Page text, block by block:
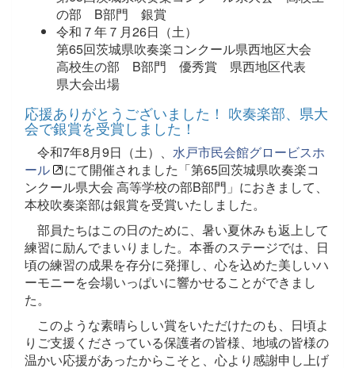
の部 B部門 銀賞
令和７年７月26日（土）
第65回茨城県吹奏楽コンクール県西地区大会
高校生の部 B部門 優秀賞 県西地区代表
県大会出場
応援ありがとうございました！ 吹奏楽部、県大
会で銀賞を受賞しました！
令和7年8月9日（土）、 水戸市民会館グロービスホ
ール
にて開催されました「第65回茨城県吹奏楽コ
ンクール県大会 高等学校の部B部門」におきまして、
本校吹奏楽部は銀賞を受賞いたしました。
部員たちはこの日のために、暑い夏休みも返上して
練習に励んでまいりました。本番のステージでは、日
頃の練習の成果を存分に発揮し、心を込めた美しいハ
ーモニーを会場いっぱいに響かせることができまし
た。
このような素晴らしい賞をいただけたのも、日頃よ
りご支援くださっている保護者の皆様、地域の皆様の
温かい応援があったからこそと、心より感謝申し上げ